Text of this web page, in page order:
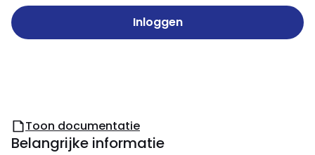
Inloggen
Toon documentatie
Belangrijke informatie